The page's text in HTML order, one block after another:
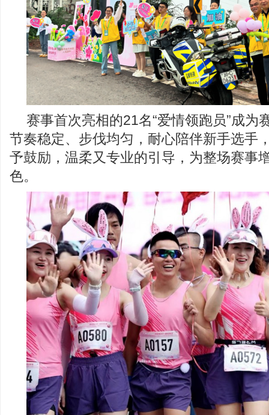
赛事首次亮相的21名“爱情领跑员”成为
节奏稳定、步伐均匀，耐心陪伴新手选手
予鼓励，温柔又专业的引导，为整场赛事
色。